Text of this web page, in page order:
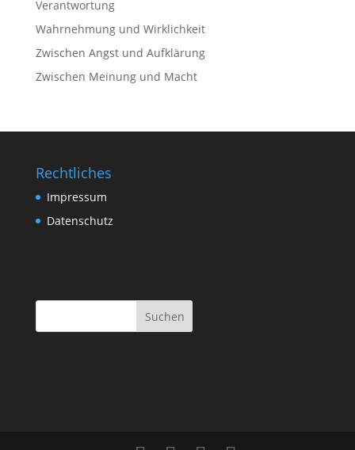
Verantwortung
Wahrnehmung und Wirklichkeit
Zwischen Angst und Aufklärung
Zwischen Meinung und Macht
Rechtliches
Impressum
Datenschutz